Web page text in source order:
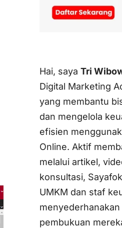
Hai, saya Tri
Digital Marketing
yang membantu
dan mengelola
efisien
Online. Aktif
melalui artikel,
konsultasi,
UMKM dan staf
pembukuan